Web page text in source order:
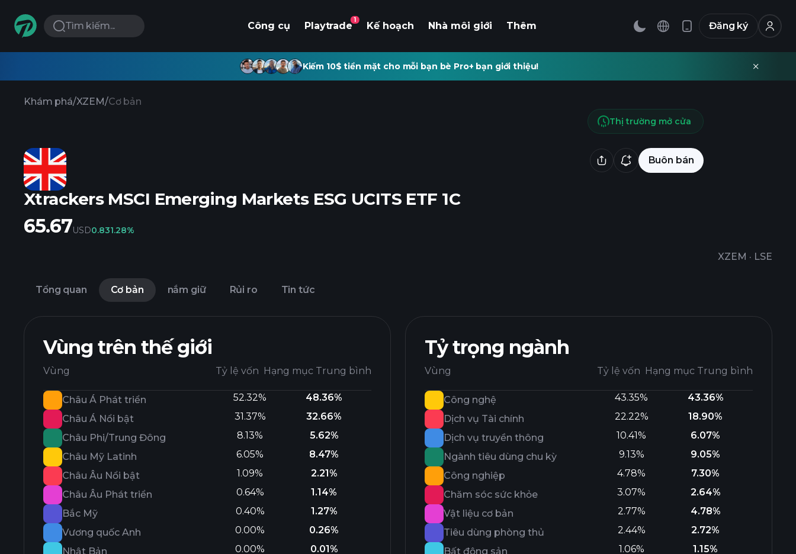
Tìm kiếm... Công cụ Playtrade
1
Kế hoạch Nhà môi giới Thêm Đăng ký
Kiếm 10$ tiền mặt cho mỗi bạn bè Pro+ bạn giới thiệu!
Khám phá/XZEM/Cơ bản
Buôn bán
Xtrackers MSCI Emerging Markets ESG UCITS ETF 1C
XZEM · LSE
Thị trường mở cửa
65.67USD0.831.28%
Tổng quan Cơ bản nắm giữ Rủi ro Tin tức
Vùng trên thế giới
Vùng Tỷ lệ vốn Hạng mục Trung bình
Châu Á Phát triển 52.32%
48.36%
Châu Á Nổi bật
31.37%
32.66%
Châu Phi/Trung Đông
8.13%
5.62%
Châu Mỹ Latinh
6.05%
8.47%
Châu Âu Nổi bật
1.09%
2.21%
Châu Âu Phát triển
0.64%
1.14%
Bắc Mỹ
0.40%
1.27%
Vương quốc Anh
0.00%
0.26%
Nhật Bản
0.00%
0.01%
Tỷ trọng ngành
Vùng Tỷ lệ vốn Hạng mục Trung bình
Công nghệ 43.35%
43.36%
Dịch vụ Tài chính
22.22%
18.90%
Dịch vụ truyền thông
10.41%
6.07%
Ngành tiêu dùng chu kỳ
9.13%
9.05%
Công nghiệp
4.78%
7.30%
Chăm sóc sức khỏe
3.07%
2.64%
Vật liệu cơ bản
2.77%
4.78%
Tiêu dùng phòng thủ
2.44%
2.72%
Bất động sản
1.06%
1.15%